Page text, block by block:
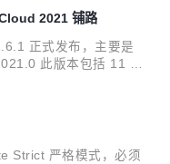
version> <type>p
2021 铺路
正式发布，主要是
此版本包括 11 个
strategy 属性的名称不
部署到 Servlet 3.
射 "test" ...
Strict 严格模式，必须